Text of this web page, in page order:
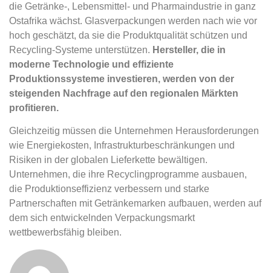
die Getränke-, Lebensmittel- und Pharmaindustrie in ganz
Ostafrika wächst. Glasverpackungen werden nach wie vor
hoch geschätzt, da sie die Produktqualität schützen und
Recycling-Systeme unterstützen. Hersteller, die in
moderne Technologie und effiziente
Produktionssysteme investieren, werden von der
steigenden Nachfrage auf den regionalen Märkten
profitieren.
Gleichzeitig müssen die Unternehmen Herausforderungen
wie Energiekosten, Infrastrukturbeschränkungen und
Risiken in der globalen Lieferkette bewältigen.
Unternehmen, die ihre Recyclingprogramme ausbauen,
die Produktionseffizienz verbessern und starke
Partnerschaften mit Getränkemarken aufbauen, werden auf
dem sich entwickelnden Verpackungsmarkt
wettbewerbsfähig bleiben.